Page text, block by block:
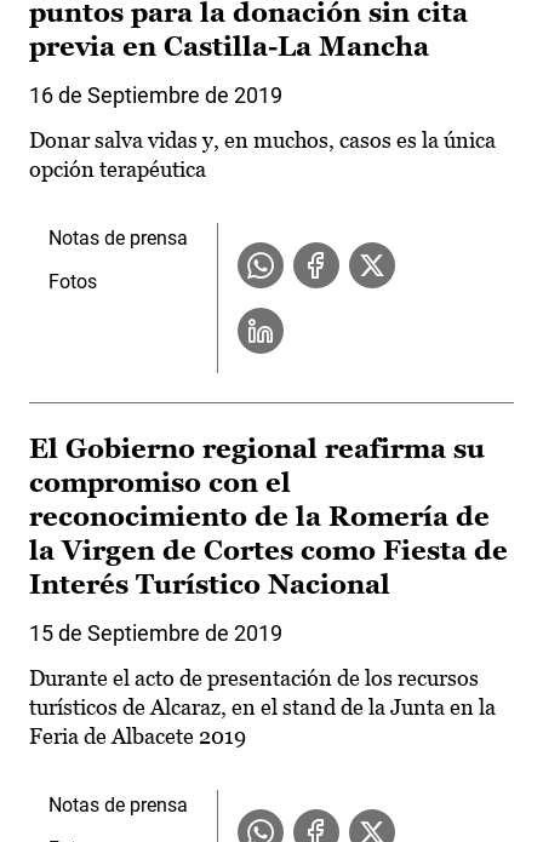
puntos para la donación sin cita
previa en Castilla-La Mancha
16 de Septiembre de 2019
Donar salva vidas y, en muchos, casos es la única
opción terapéutica
Notas de prensa
Fotos
El Gobierno regional reafirma su
compromiso con el
reconocimiento de la Romería de
la Virgen de Cortes como Fiesta de
Interés Turístico Nacional
15 de Septiembre de 2019
Durante el acto de presentación de los recursos
turísticos de Alcaraz, en el stand de la Junta en la
Feria de Albacete 2019
Notas de prensa